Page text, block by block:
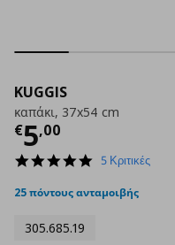
KUGGIS
καπάκι, 37x54 cm
€5,00
Τρέχουσα
4.8
rating
5 Κριτικές
25 πόντους ανταμοιβής
305.685.19